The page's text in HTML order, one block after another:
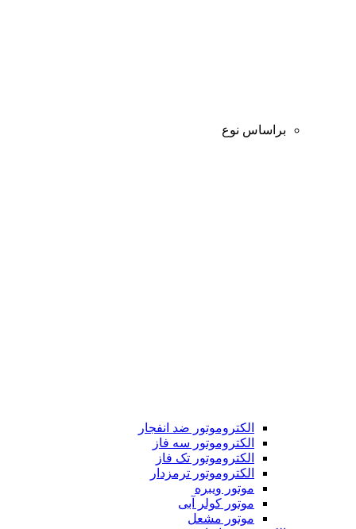
براساس نوع
الکتروموتور ضد انفجار
الکتروموتور سه فاز
الکتروموتور تک فاز
الکتروموتور ترمزدار
موتور ویبره
موتور کولر آبی
موتور مشعل